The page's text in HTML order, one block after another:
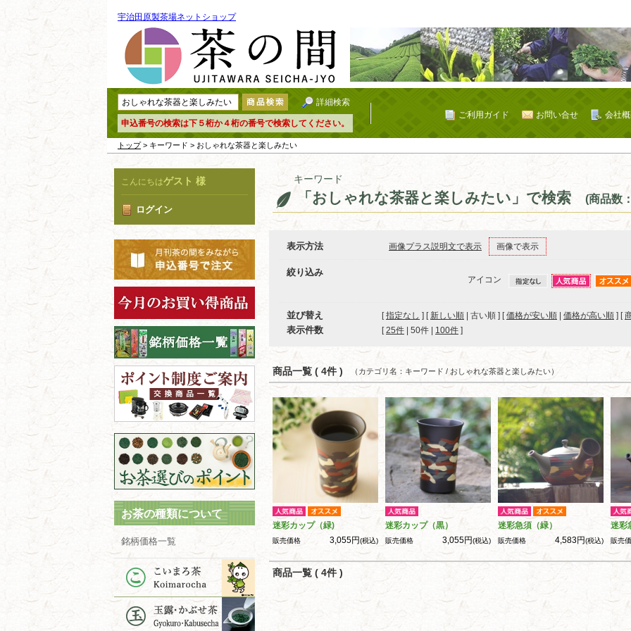
宇治田原製茶場ネットショップ
詳細検索
申込番号の検索は下５桁か４桁の番号で検索してください。
会社
お問い合せ
ご利用ガイド
トップ> キーワード > おしゃれな茶器と楽しみたい
こんにちはゲスト 様
ログイン
お茶の種類について
銘柄価格一覧
キーワード
「おしゃれな茶器と楽しみたい」で検索 (商品数
表示方法 画像プラス説明文で表示 画像で表示
絞り込み
アイコン
並び替え [指定なし ] [ 新しい順 | 古い順 ] [価格が安い順 価格が高い順 ] [
表示件数 [ 25件 50件 100件 ]
商品一覧 ( 4件 ) （カテゴリ名：キーワード / おしゃれな茶器と楽しみたい）
迷彩カップ（緑)
販売価格 3,055円(税込)
迷彩カップ（黒）
販売価格 3,055円(税込)
迷彩急須（緑）
販売価格 4,583円(税込)
迷彩
販売
商品一覧 ( 4件 )